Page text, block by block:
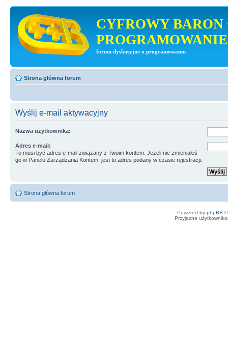
CYFROWY BARON
PROGRAMOWANIE
forum dyskusyjne o programowaniu
Strona główna forum
Wyślij e-mail aktywacyjny
Nazwa użytkownika:
Adres e-mail:
To musi być adres e-mail związany z Twoim kontem. Jeżeli nie zmieniałeś
go w Panelu Zarządzania Kontem, jest to adres podany w czasie rejestracji.
Strona główna forum
Powered by phpBB
Przyjazne